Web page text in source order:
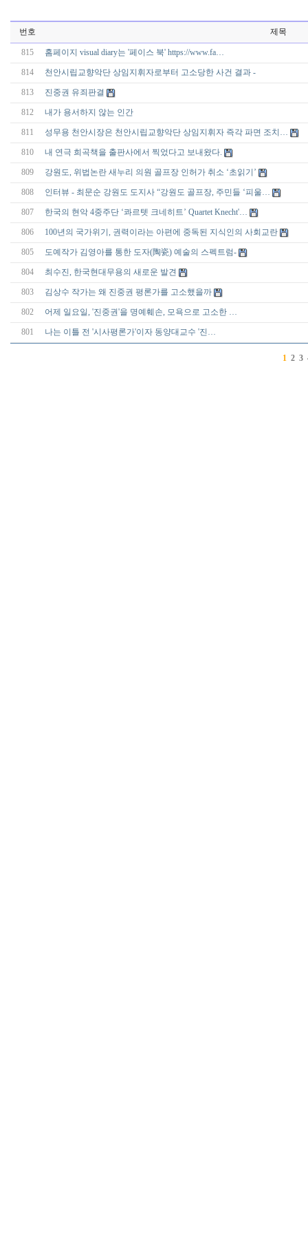
번호 제목
815 홈페이지 visual diary는 '페이스 북' https://www.fa…
814 천안시립교향악단 상임지휘자로부터 고소당한 사건 결과 -
813 진중권 유죄판결
812 내가 용서하지 않는 인간
811 성무용 천안시장은 천안시립교향악단 상임지휘자 즉각 파면 조치…
810 내 연극 희곡책을 출판사에서 찍었다고 보내왔다.
809 강원도, 위법논란 새누리 의원 골프장 인허가 취소 ‘초읽기’
808 인터뷰 - 최문순 강원도 도지사 “강원도 골프장, 주민들 ‘피울…
807 한국의 현악 4중주단 ‘콰르텟 크네히트’ Quartet Knecht'…
806 100년의 국가위기, 권력이라는 아편에 중독된 지식인의 사회교란
805 도예작가 김영아를 통한 도자(陶瓷) 예술의 스펙트럼-
804 최수진, 한국현대무용의 새로운 발견
803 김상수 작가는 왜 진중권 평론가를 고소했을까
802 어제 일요일, '진중권'을 명예훼손, 모욕으로 고소한 …
801 나는 이틀 전 '시사평론가'이자 동양대교수 '진…
1 2 3